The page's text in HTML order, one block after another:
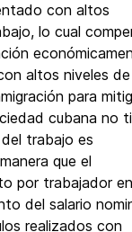
con altos
lo cual
altos niveles de
para
cubana no
trabajo es
que el
por trabajador
del salario
realizados con